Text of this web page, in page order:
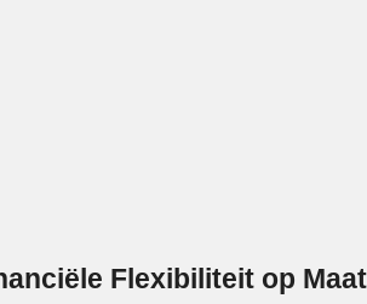
Flexibiliteit op Maat